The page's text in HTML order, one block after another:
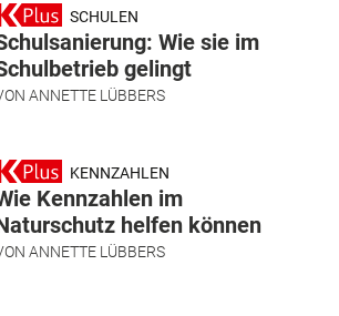
SCHULEN
Wie sie im
gelingt
ANNETTE LÜBBERS
KENNZAHLEN
Kennzahlen im
helfen können
ANNETTE LÜBBERS